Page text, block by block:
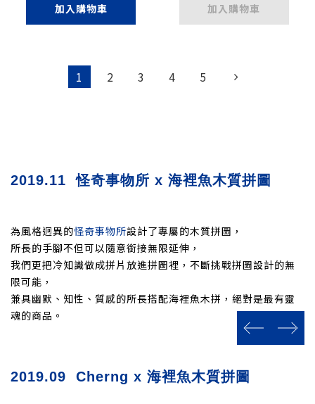
加入購物車 加入購物車
1 2 3 4 5
2019.11 怪奇事物所 x 海裡魚木質拼圖
為風格迥異的怪奇事物所設計了專屬的木質拼圖，
所長的手腳不但可以隨意銜接無限延伸，
我們更把冷知識做成拼片放進拼圖裡，不斷挑戰拼圖設計的無
限可能，
兼具幽默、知性、質感的所長搭配海裡魚木拼，絕對是最有靈
魂的商品。
prev next
2019.09 Cherng x 海裡魚木質拼圖